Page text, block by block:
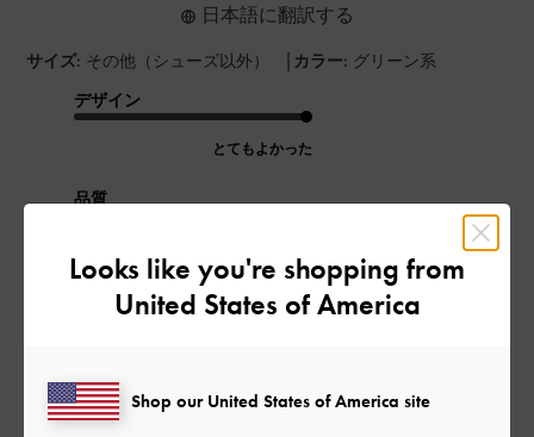
サイズ: その他（シューズ以外） | カラー: グリーン系
デザイン
とてもよかった
品質
もっと見る
日本語に翻訳する
Looks like you're shopping from
United States of America
Shop our United States of America site